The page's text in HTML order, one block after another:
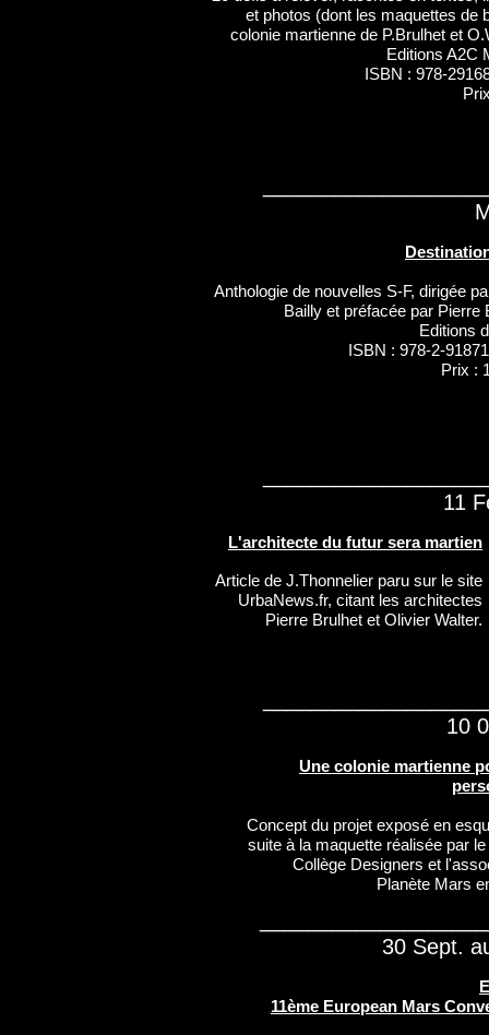
11
L'architecte du futur sera martien
Article de J.Thonnelier paru sur le site
UrbaNews.fr, citant les architectes
Pierre Brulhet et Olivier Walter.
et photos (dont les maquettes de
colonie martienne de P.Brulhet et
Editions A2C
ISBN : 978-
Anthologie de nouvelles S-F, dirigée
Bailly et préfacée par Pierre
Editions
ISBN : 978-2-
Prix :
10
Une colonie martienne
Concept du projet exposé en
suite à la maquette réalisée par
Collège Designers et
Planète Mars
30 Sept.
11ème European Mars